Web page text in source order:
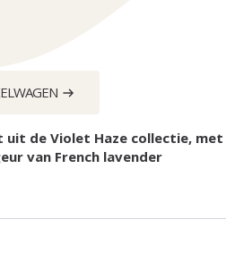
de Violet Haze collectie, met
van French lavender